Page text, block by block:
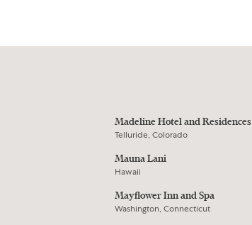
Madeline Hotel and Residences
Telluride, Colorado
Mauna Lani
Hawaii
Mayflower Inn and Spa
Washington, Connecticut